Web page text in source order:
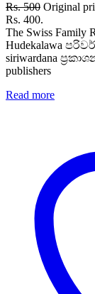
Rs.500 Original
Rs. 400.
The Swiss Family
Hudekalawa
siriwardana
publishers
Read more